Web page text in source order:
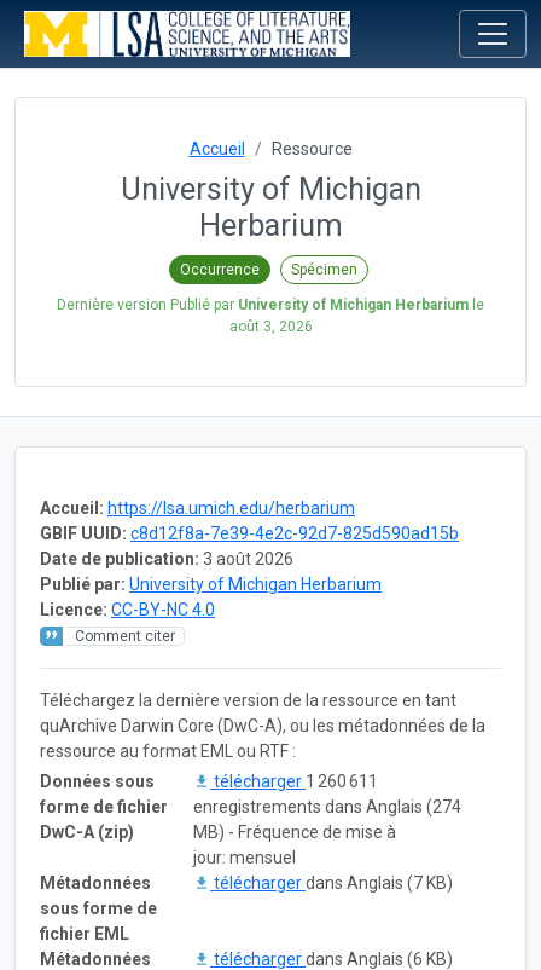
Accueil Ressource
University of Michigan
Herbarium
Occurrence Spécimen
Dernière version Publié par University of Michigan Herbarium le
août 3, 2026
Accueil: https://lsa.umich.edu/herbarium
GBIF UUID: c8d12f8a-7e39-4e2c-92d7-825d590ad15b
Date de publication: 3 août 2026
Publié par: University of Michigan Herbarium
Licence: CC-BY-NC 4.0
Comment citer
Téléchargez la dernière version de la ressource en tant
quArchive Darwin Core (DwC-A), ou les métadonnées de la
ressource au format EML ou RTF :
Données sous
forme de fichier
DwC-A (zip)
télécharger 1 260 611
enregistrements dans Anglais (274
MB) - Fréquence de mise à
jour: mensuel
Métadonnées
sous forme de
fichier EML
téléchargerdans Anglais (7 KB)
Métadonnées
téléchargerdans Anglais (6 KB)